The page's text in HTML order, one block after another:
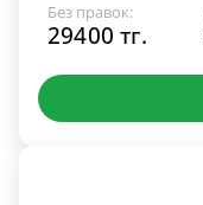
Без правок:
29400 тг.